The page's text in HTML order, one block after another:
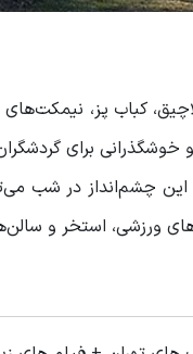
کباب پز،
برای
چشم‌انداز در شب
ورزشی، استخر و